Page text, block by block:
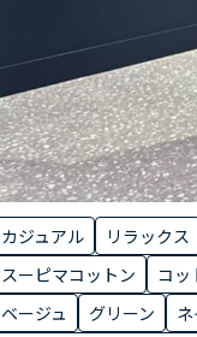
カジュアル リラックス
スーピマコットン
コッ
ベージュ
グリーン